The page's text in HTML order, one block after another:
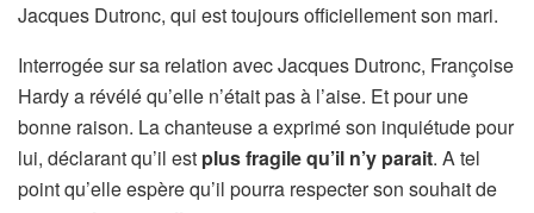
Jacques Dutronc, qui est toujours officiellement son mari.
Interrogée sur sa relation avec Jacques Dutronc, Françoise
Hardy a révélé qu’elle n’était pas à l’aise. Et pour une
bonne raison. La chanteuse a exprimé son inquiétude pour
lui, déclarant qu’il est plus fragile qu’il n’y parait. A tel
point qu’elle espère qu’il pourra respecter son souhait de